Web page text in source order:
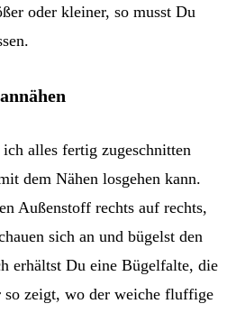
oder kleiner, so musst Du
alles fertig zugeschnitten
dem Nähen losgehen kann.
Außenstoff rechts auf rechts,
sich an und bügelst den
erhältst Du eine Bügelfalte, die
zeigt, wo der weiche fluffige